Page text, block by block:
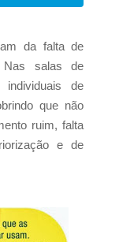
da falta de
Nas salas de
de
que não
ruim, falta
e de